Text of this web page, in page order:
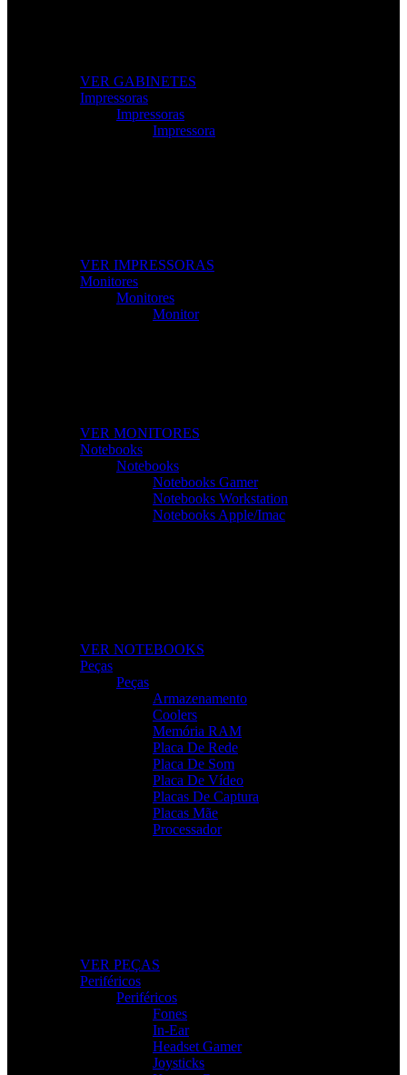
VER GABINETES
Impressoras
Impressoras
Impressora
VER IMPRESSORAS
Monitores
Monitores
Monitor
VER MONITORES
Notebooks
Notebooks
Notebooks Gamer
Notebooks Workstation
Notebooks Apple/Imac
VER NOTEBOOKS
Peças
Peças
Armazenamento
Coolers
Memória RAM
Placa De Rede
Placa De Som
Placa De Vídeo
Placas De Captura
Placas Mãe
Processador
VER PEÇAS
Periféricos
Periféricos
Fones
In-Ear
Headset Gamer
Joysticks